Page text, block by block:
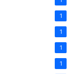
1
1
1
1